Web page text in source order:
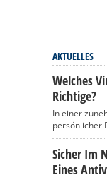
AKTUELLES
Welches
Richtige?
In einer
persönlicher
Sicher Im
Eines